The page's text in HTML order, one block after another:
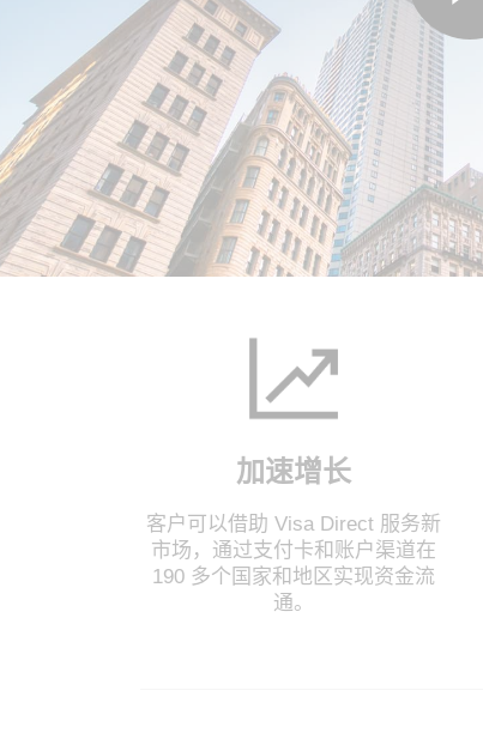
加速增长
客户可以借助 Visa Direct 服务新
市场，通过支付卡和账户渠道在
190 多个国家和地区实现资金流
通。